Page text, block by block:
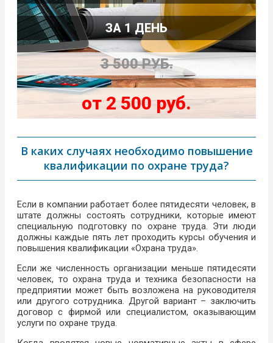
ЗА 1 ДЕНЬ
3 500 РУБ.
от 2 500 руб.
В каких случаях необходимо повышение
квалификации по охране труда?
Если в компании работает более пятидесяти человек, в
штате должны состоять сотрудники, которые имеют
специальную подготовку по охране труда. Эти люди
должны каждые пять лет проходить курсы обучения и
повышения квалификации «Охрана труда».
Если же численность организации меньше пятидесяти
человек, то охрана труда и техника безопасности на
предприятии может быть возложена на руководителя
или другого сотрудника. Другой вариант – заключить
договор с фирмой или специалистом, оказывающим
услуги по охране труда.